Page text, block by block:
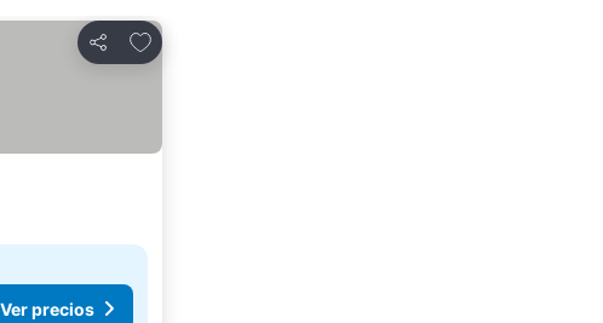
Compartir
Añadir a favoritos
Ver precios